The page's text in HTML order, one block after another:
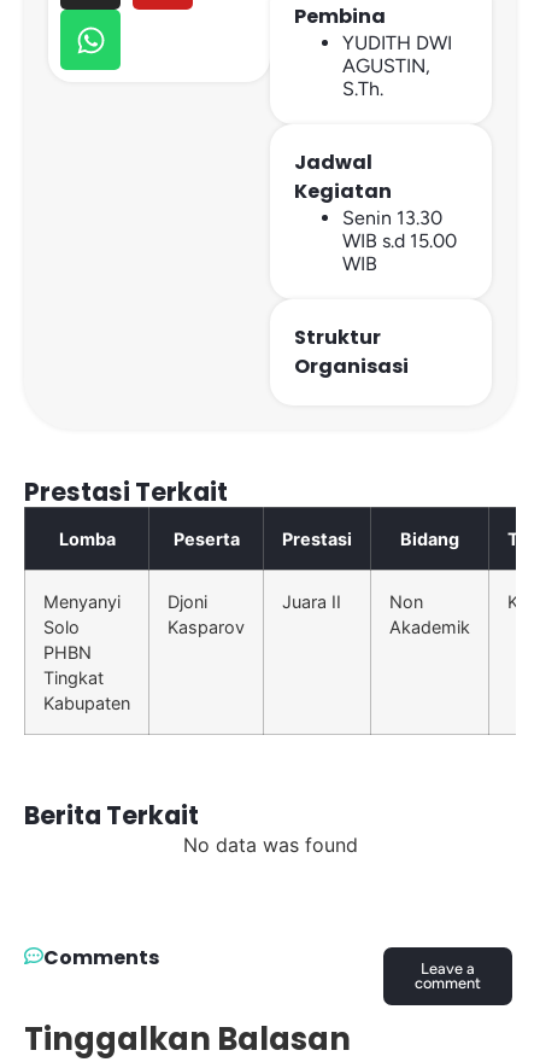
Pembina
YUDITH DWI
AGUSTIN,
S.Th.
Jadwal
Kegiatan
Senin 13.30
WIB s.d 15.00
WIB
Struktur
Organisasi
Prestasi Terkait
Lomba Peserta Prestasi Bidang
Menyanyi
Solo
PHBN
Tingkat
Kabupaten
Djoni
Kasparov
Juara II
Non
Akademik
Berita Terkait
No data was found
Comments
Leave a
comment
Tinggalkan Balasan